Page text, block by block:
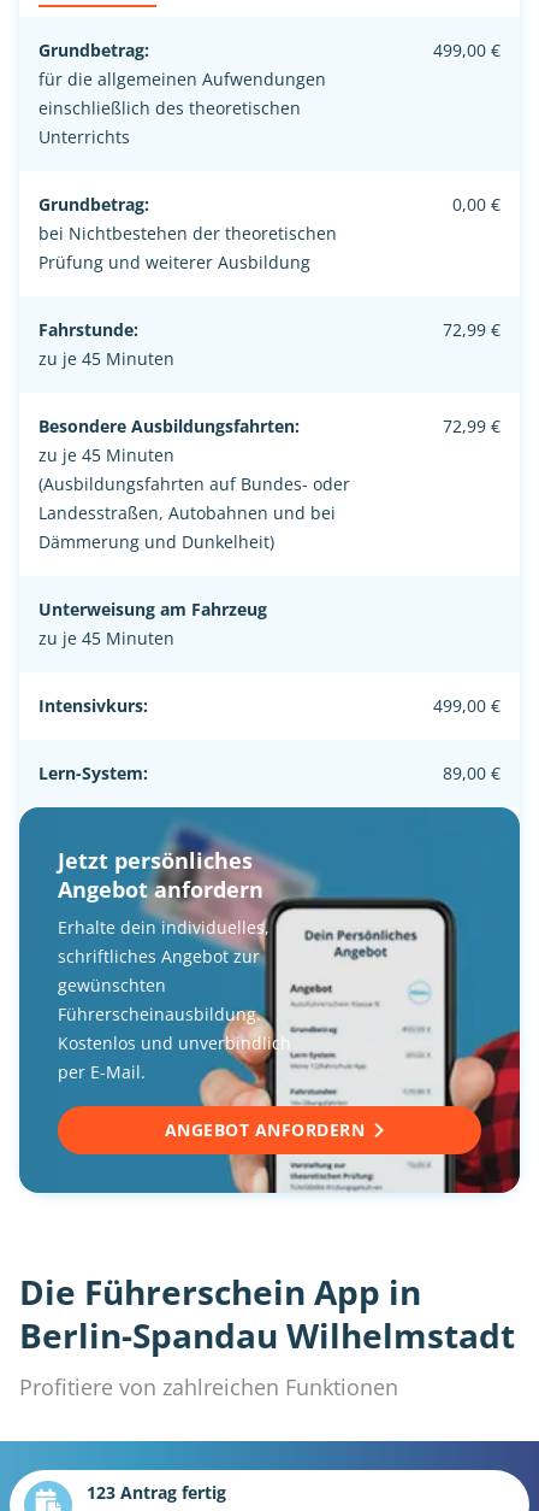
Grundbetrag:
für die allgemeinen Aufwendungen
einschließlich des theoretischen
Unterrichts
499,00 €
Grundbetrag:
bei Nichtbestehen der theoretischen
Prüfung und weiterer Ausbildung
0,00 €
Fahrstunde:
zu je 45 Minuten
72,99 €
Besondere Ausbildungsfahrten:
zu je 45 Minuten
(Ausbildungsfahrten auf Bundes- oder
Landesstraßen, Autobahnen und bei
Dämmerung und Dunkelheit)
72,99 €
Unterweisung am Fahrzeug
zu je 45 Minuten
Intensivkurs: 499,00 €
Lern-System: 89,00 €
Jetzt persönliches
Angebot anfordern
Erhalte dein individuelles,
schriftliches Angebot zur
gewünschten
Führerscheinausbildung.
Kostenlos und unverbindlich
per E-Mail.
ANGEBOT ANFORDERN
Die Führerschein App in
Berlin-Spandau Wilhelmstadt
Profitiere von zahlreichen Funktionen
123 Antrag fertig